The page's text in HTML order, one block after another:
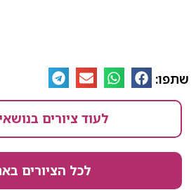
לעוד ציורים בנושאי חיות
לכל הציורים באתר